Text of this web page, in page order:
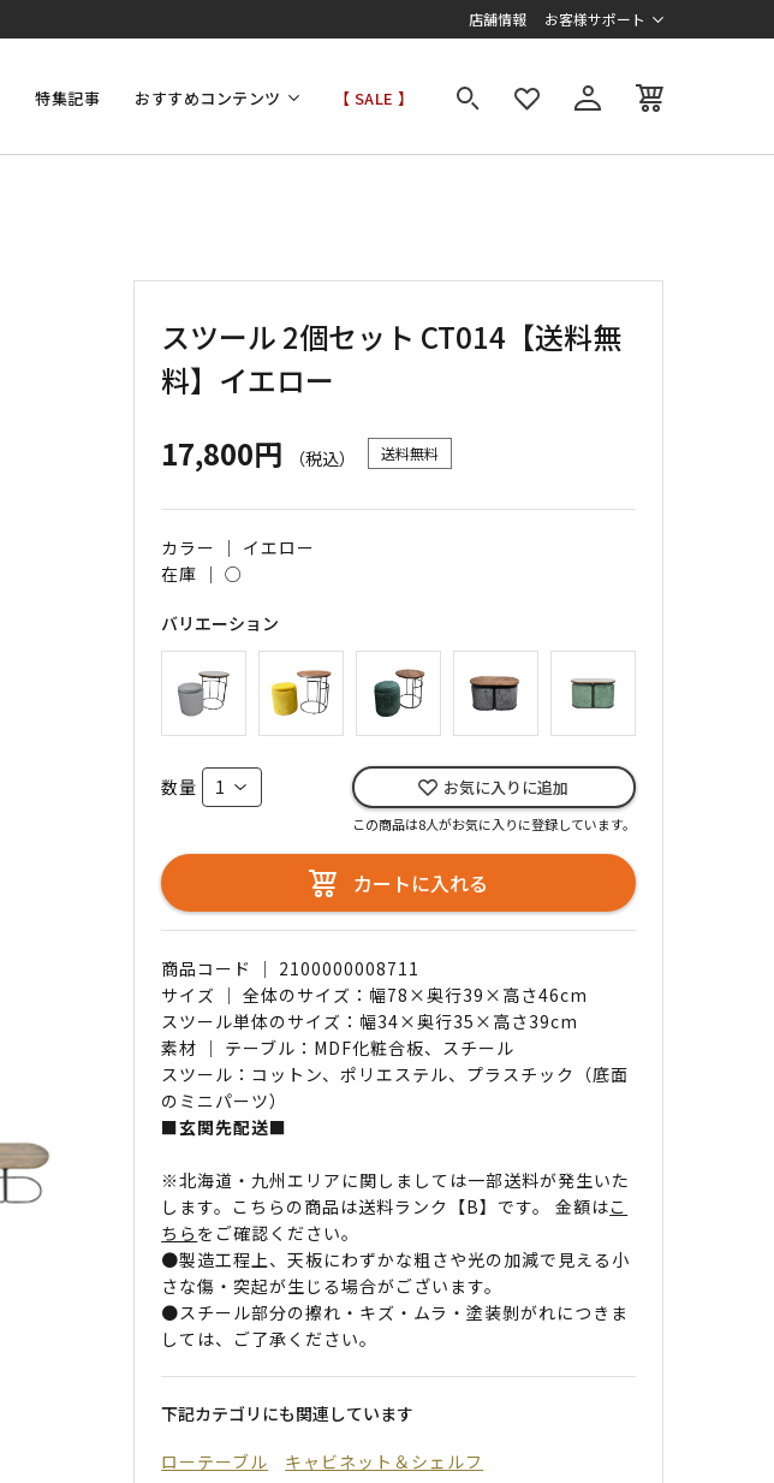
店舗情報 お客様サポート
特集記事 おすすめコンテンツ 【 SALE 】
スツール 2個セット CT014【送料無
料】イエロー
17,800円
（税込） 送料無料
カラー ｜ イエロー
在庫 ｜○
バリエーション
数量 お気に入りに追加
この商品は8人がお気に入りに登録しています。
カートに入れる
商品コード ｜ 2100000008711
サイズ ｜ 全体のサイズ：幅78×奥行39×高さ46cm
スツール単体のサイズ：幅34×奥行35×高さ39cm
素材 ｜ テーブル：MDF化粧合板、スチール
スツール：コットン、ポリエステル、プラスチック（底面
のミニパーツ）
■玄関先配送■
※北海道・九州エリアに関しましては一部送料が発生いた
します。こちらの商品は送料ランク【B】です。 金額はこ
ちら をご確認ください。
●製造工程上、天板にわずかな粗さや光の加減で見える小
さな傷・突起が生じる場合がございます。
●スチール部分の擦れ・キズ・ムラ・塗装剝がれにつきま
しては、ご了承ください。
下記カテゴリにも関連しています
ローテーブル
キャビネット＆シェルフ